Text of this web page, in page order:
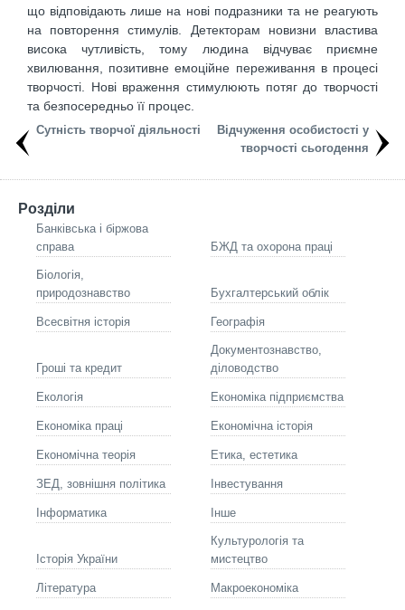
що відповідають лише на нові подразники та не реагують
на повторення стимулів. Детекторам новизни властива
висока чутливість, тому людина відчуває приємне
хвилювання, позитивне емоційне переживання в процесі
творчості. Нові враження стимулюють потяг до творчості
та безпосередньо її процес.
Сутність творчої діяльності
Відчуження особистості у
творчості сьогодення
Розділи
Банківська і біржова
справа
БЖД та охорона праці
Біологія,
природознавство
Бухгалтерський облік
Всесвітня історія Географія
Гроші та кредит
Документознавство,
діловодство
Екологія Економіка підприємства
Економіка праці Економічна історія
Економічна теорія Етика, естетика
ЗЕД, зовнішня політика Інвестування
Інформатика Інше
Історія України
Культурологія та
мистецтво
Літературa Макроекономіка